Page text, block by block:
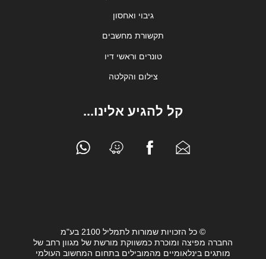
גיבוי ואחסון
תקשורת מחשבים
טונרים וראשי דיו
צילום והקלטה
קל להגיע אלינו...
© כל הזכויות שמורות לתמליל 2100 בע"מ
החברה מפיצה ומוכרת כמשווקת מורשת של מגוון רחב של
מותגים בינלאומיים מהמובילים בתחום המחשוב העולמי